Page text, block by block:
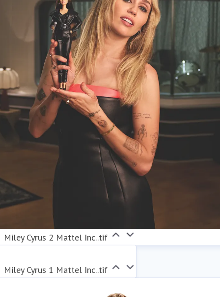
Miley Cyrus 2 Mattel Inc..tif
Miley Cyrus 1 Mattel Inc..tif